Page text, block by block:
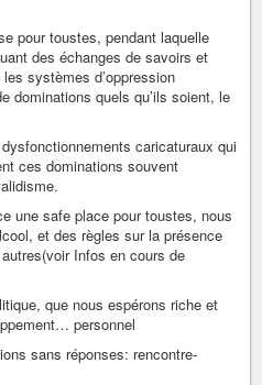
pour toustes, pendant laquelle
des échanges de savoirs et
systèmes d’oppression
dominations quels qu’ils soient, le
caricaturaux qui
ces dominations souvent
une safe place pour toustes, nous
et des règles sur la présence
Infos en cours de
que nous espérons riche et
personnel
sans réponses: rencontre-